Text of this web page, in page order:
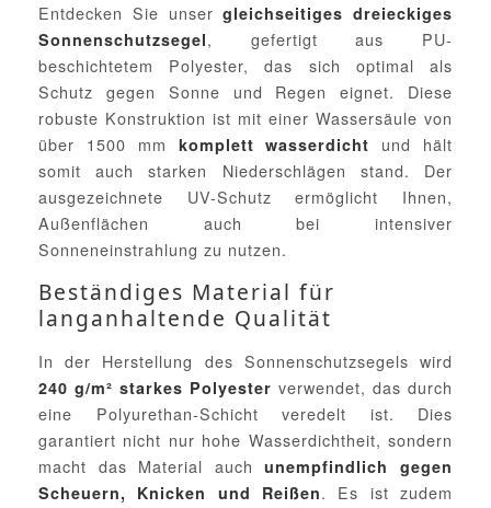
Entdecken Sie unsergleichseitiges dreieckiges
Sonnenschutzsegel, gefertigt aus PU-
beschichtetem Polyester, das sich optimal als
Schutz gegen Sonne und Regen eignet. Diese
robuste Konstruktion ist mit einer Wassersäule von
über 1500 mm komplett wasserdicht und hält
somit auch starken Niederschlägen stand. Der
ausgezeichnete UV-Schutz ermöglicht Ihnen,
Außenflächen auch bei intensiver
Sonneneinstrahlung zu nutzen.
Beständiges Material für
langanhaltende Qualität
In der Herstellung des Sonnenschutzsegels wird
240 g/m² starkes Polyester verwendet, das durch
eine Polyurethan-Schicht veredelt ist. Dies
garantiert nicht nur hohe Wasserdichtheit, sondern
macht das Material auchunempfindlich gegen
Scheuern, Knicken und Reißen. Es ist zudem